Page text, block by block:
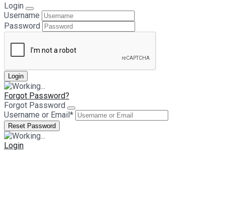
Login
Username
Password
Forgot Password?
Forgot Password
Username or Email*
Login